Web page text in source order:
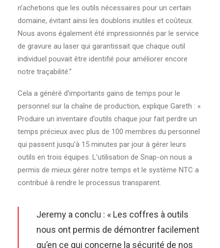
n’achetions que les outils nécessaires pour un certain
domaine, évitant ainsi les doublons inutiles et coûteux.
Nous avons également été impressionnés par le service
de gravure au laser qui garantissait que chaque outil
individuel pouvait être identifié pour améliorer encore
notre traçabilité.”
Cela a généré d’importants gains de temps pour le
personnel sur la chaîne de production, explique Gareth : «
Produire un inventaire d’outils chaque jour fait perdre un
temps précieux avec plus de 100 membres du personnel
qui passent jusqu’à 15 minutes par jour à gérer leurs
outils en trois équipes. L’utilisation de Snap-on nous a
permis de mieux gérer notre temps et le système NTC a
contribué à rendre le processus transparent.
Jeremy a conclu : « Les coffres à outils
nous ont permis de démontrer facilement
qu’en ce qui concerne la sécurité de nos